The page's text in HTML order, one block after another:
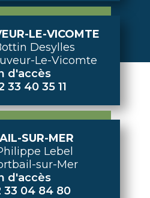
LE-VICOMTE
Desylles
Le-Vicomte
d'accès
33 40 35 11
SUR-MER
Lebel
sur-Mer
d'accès
33 04 84 80